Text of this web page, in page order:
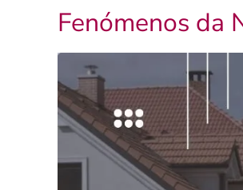
Fenómenos da
View
Larger
Image